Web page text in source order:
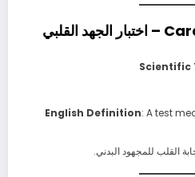
Scientific
English Definition: A test
القلب للمجهود البدني.